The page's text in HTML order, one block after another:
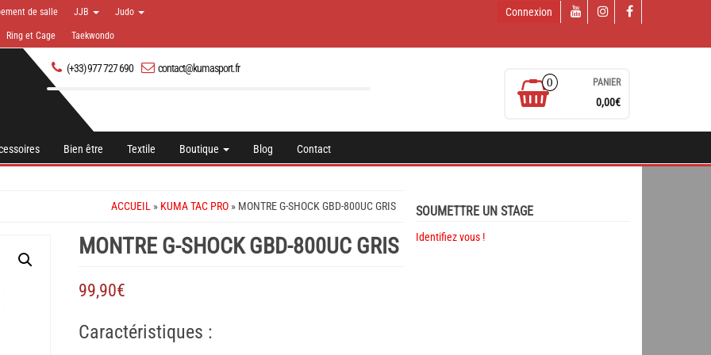
de salle JJB Judo
Ring et Cage Taekwondo
Connexion
(+33) 977 727 690 contact@kumasport.fr
0 PANIER
0,00€
Bien être Textile Boutique Blog Contact
ACCUEIL » KUMA TAC PRO » MONTRE G-SHOCK GBD-800UC GRIS
MONTRE G-SHOCK GBD-800UC GRIS
99,90€
Caractéristiques :
SOUMETTRE UN STAGE
Identifiez vous !